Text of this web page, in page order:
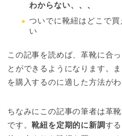
わからない、、、
ついでに靴紐はどこで
い
この記事を読めば、革靴に合
とができるようになります。
を購入するのに適した方法がわ
ちなみにこの記事の筆者は革
です。靴紐を定期的に新調す